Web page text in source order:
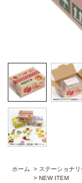
ホーム > ステーショナリ
> NEW ITEM